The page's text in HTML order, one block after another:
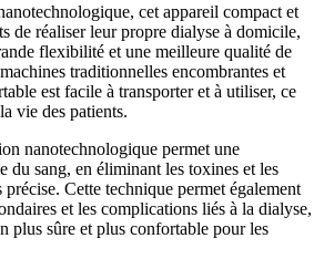
cet appareil compact et
de réaliser leur propre dialyse à domicile,
flexibilité et une meilleure qualité de
traditionnelles encombrantes et
est facile à transporter et à utiliser, ce
vie des patients.
nanotechnologique permet une
du sang, en éliminant les toxines et les
précise. Cette technique permet également
et les complications liés à la dialyse,
plus sûre et plus confortable pour les